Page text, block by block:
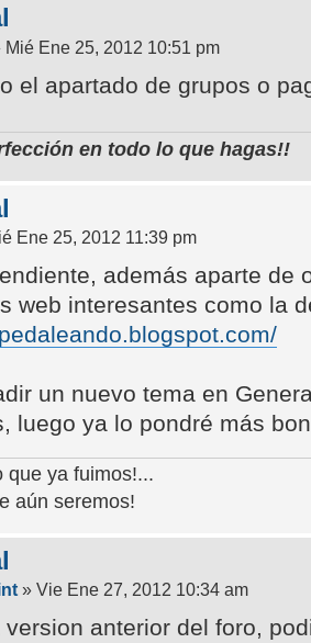
Ene 25, 2012 10:51 pm
el apartado de grupos o
en todo lo que hagas!!
Ene 25, 2012 11:39 pm
además aparte de
web interesantes como la
un nuevo tema en
luego ya lo pondré más
que ya fuimos!...
aún seremos!
» Vie Ene 27, 2012 10:34 am
version anterior del foro,